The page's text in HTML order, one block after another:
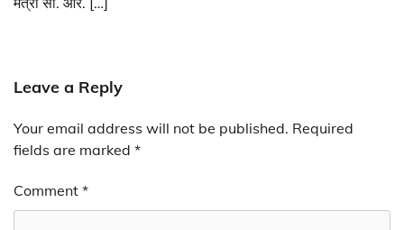
Leave a Reply
Your email address will not be published. Required
fields are marked *
Comment *